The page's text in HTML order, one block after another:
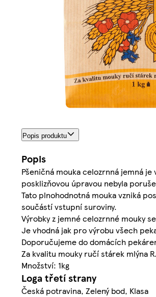
Popis produktu
Popis
Pšeničná mouka celozrnná jemná
posklizňovou úpravou nebyla
Tato plnohodnotná mouka vzniká
součástí vstupní suroviny.
Výrobky z jemné celozrnné mouky
Je vhodná jak pro výrobu všech
Doporučujeme do domácích
Za kvalitu mouky ručí stárek mlýna
Množství: 1kg
Loga třetí strany
Česká potravina, Zelený bod, Klasa